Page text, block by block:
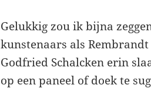
Gelukkig zou ik bijna
kunstenaars als
Godfried Schalcken erin
op een paneel of doek te